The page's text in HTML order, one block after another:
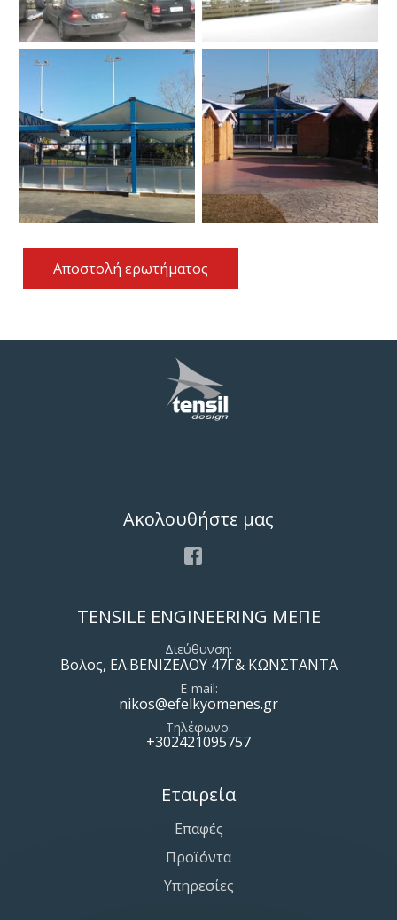
Αποστολή ερωτήματος
Εταιρεία
Επαφές
Προϊόντα
Υπηρεσίες
TENSILE ENGINEERING ΜΕΠΕ
Διεύθυνση
Βολος, ΕΛ.ΒΕΝΙΖΕΛΟΥ 47Γ& ΚΩΝΣΤΑΝΤΑ
E-mail
nikos@efelkyomenes.gr
Τηλέφωνο
+302421095757
Ακολουθήστε μας